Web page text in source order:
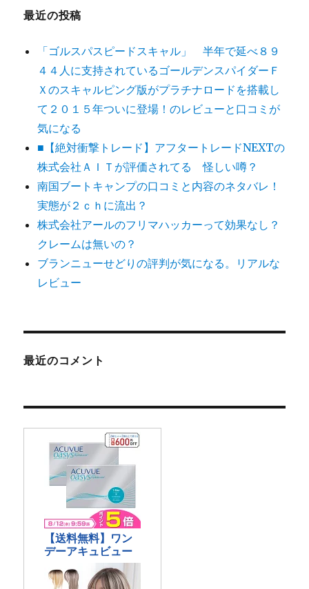
最近の投稿
「ゴルスパスピードスキャル」 半年で延べ８９
４４人に支持されているゴールデンスパイダーＦ
Ｘのスキャルピング版がプラチナロードを搭載し
て２０１５年ついに登場！のレビューと口コミが
気になる
■【絶対衝撃トレード】アフタートレードNEXTの
株式会社ＡＩＴが評価されてる 怪しい噂？
南国ブートキャンプの口コミと内容のネタバレ！
実態が２ｃｈに流出？
株式会社アールのフリマハッカーって効果なし？
クレームは無いの？
ブランニューせどりの評判が気になる。リアルな
レビュー
最近のコメント